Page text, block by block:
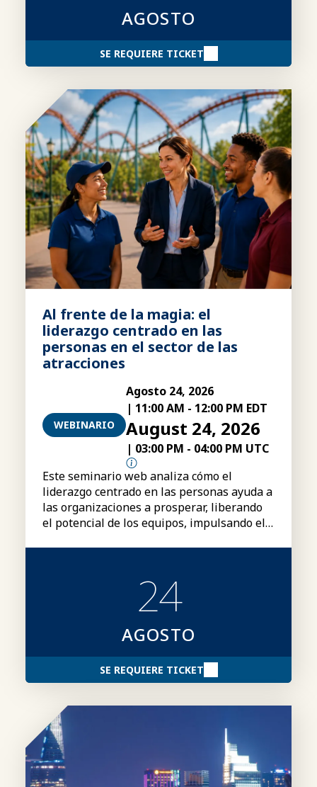
AGOSTO
SE REQUIERE TICKET
Al frente de la magia: el
liderazgo centrado en las
personas en el sector de las
atracciones
WEBINARIO
Agosto 24, 2026
| 11:00 AM - 12:00 PM EDT
August 24, 2026
| 03:00 PM - 04:00 PM UTC
Este seminario web analiza cómo el
liderazgo centrado en las personas ayuda a
las organizaciones a prosperar, liberando
el potencial de los equipos, impulsando el
24
AGOSTO
SE REQUIERE TICKET